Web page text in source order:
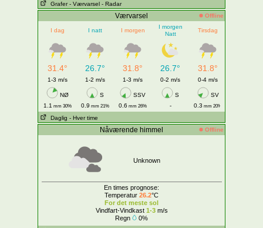
Grafer - Værvarsel - Radar
Værvarsel Offline
I dag I natt I morgen
I morgen
Natt
Tirsdag
31.4° 26.7° 31.8° 26.7° 31.8°
1-3 m/s 1-2 m/s 1-3 m/s 0-2 m/s 0-4 m/s
NØ S SSV S
SV
1.1 mm 30% 0.9 mm 21% 0.6 mm 26% - 0.3 mm 20%
Daglig - Hver time
Nåværende himmel Offline
Unknown
En times prognose:
Temperatur 26.2°C
For det meste sol
Vindfart-Vindkast 1-3m/s
Regn
0%